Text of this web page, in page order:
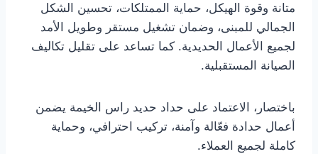
متانة وقوة الهيكل، حماية الممتلكات، تحسين الشكل
الجمالي للمبنى، وضمان تشغيل مستقر وطويل الأمد
لجميع الأعمال الحديدية. كما تساعد على تقليل تكاليف
الصيانة المستقبلية.
باختصار، الاعتماد على حداد حديد راس الخيمة يضمن
أعمال حدادة فعّالة وآمنة، تركيب احترافي، وحماية
كاملة لجميع العملاء.